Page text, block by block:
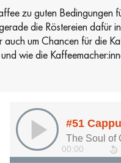
zu guten Bedingungen
die Röstereien dafür
um Chancen für die
wie die